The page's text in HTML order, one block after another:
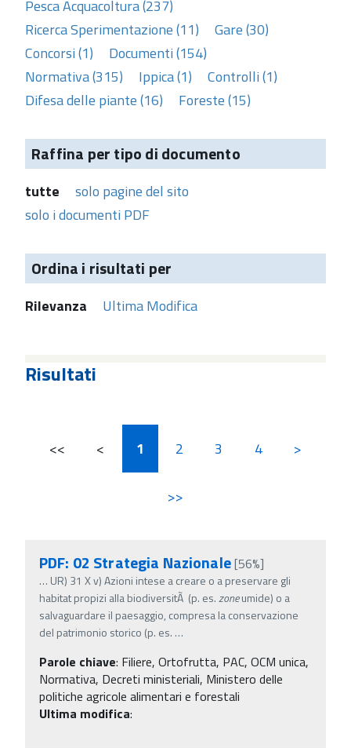
Pesca Acquacoltura (237)
Ricerca Sperimentazione (11)
Gare (30)
Concorsi (1)
Documenti (154)
Normativa (315)
Ippica (1)
Controlli (1)
Difesa delle piante (16)
Foreste (15)
Raffina per tipo di documento
tutte
solo pagine del sito
solo i documenti PDF
Ordina i risultati per
Rilevanza Ultima Modifica
Risultati
<< < 1 2 3 4 >
>>
PDF: 02 Strategia Nazionale[56%]
… UR) 31 X v) Azioni intese a creare o a preservare gli
habitat propizi alla biodiversitÃ (p. es.zoneumide) o a
salvaguardare il paesaggio, compresa la conservazione
del patrimonio storico (p. es. …
Parole chiave: Filiere, Ortofrutta, PAC, OCM unica,
Normativa, Decreti ministeriali, Ministero delle
politiche agricole alimentari e forestali
Ultima modifica: